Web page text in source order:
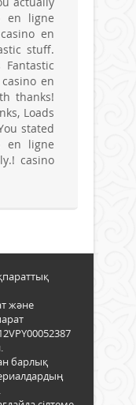
en ligne
en
stuff.
en
thanks!
Loads
stated
en ligne
casino
және
барлық